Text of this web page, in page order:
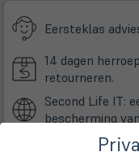
Eersteklas
14 dagen
retourneren.
Second Life IT:
bescherming
Snelle,